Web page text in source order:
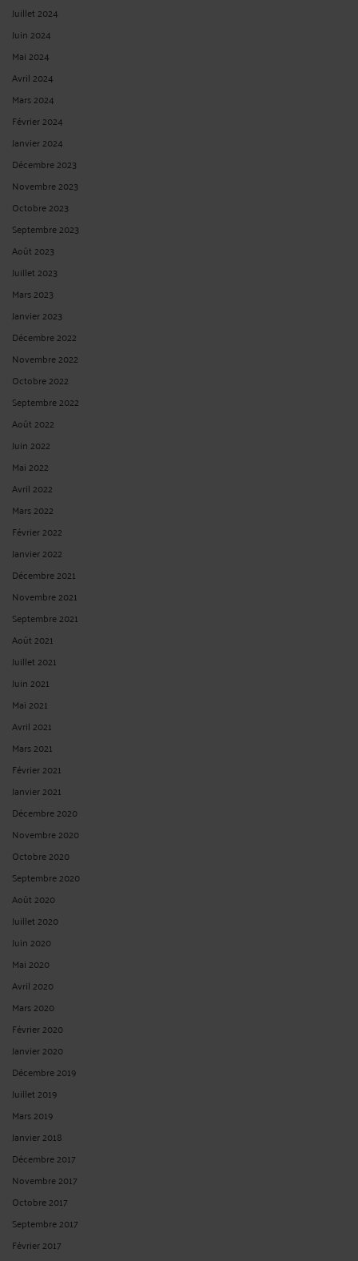
Juillet 2024
Juin 2024
Mai 2024
Avril 2024
Mars 2024
Février 2024
Janvier 2024
Décembre 2023
Novembre 2023
Octobre 2023
Septembre 2023
Août 2023
Juillet 2023
Mars 2023
Janvier 2023
Décembre 2022
Novembre 2022
Octobre 2022
Septembre 2022
Août 2022
Juin 2022
Mai 2022
Avril 2022
Mars 2022
Février 2022
Janvier 2022
Décembre 2021
Novembre 2021
Septembre 2021
Août 2021
Juillet 2021
Juin 2021
Mai 2021
Avril 2021
Mars 2021
Février 2021
Janvier 2021
Décembre 2020
Novembre 2020
Octobre 2020
Septembre 2020
Août 2020
Juillet 2020
Juin 2020
Mai 2020
Avril 2020
Mars 2020
Février 2020
Janvier 2020
Décembre 2019
Juillet 2019
Mars 2019
Janvier 2018
Décembre 2017
Novembre 2017
Octobre 2017
Septembre 2017
Février 2017